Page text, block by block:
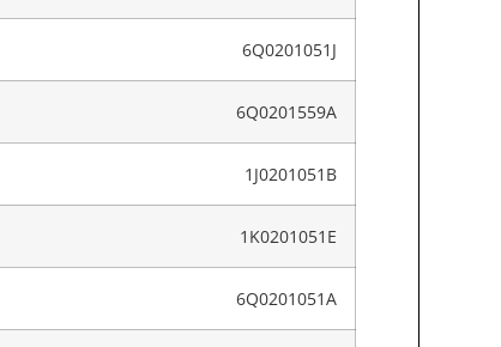
6Q0201051J
6Q0201559A
1J0201051B
1K0201051E
6Q0201051A